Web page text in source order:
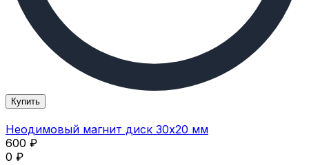
Купить
Неодимовый магнит диск 30х20 мм
600 ₽
0 ₽